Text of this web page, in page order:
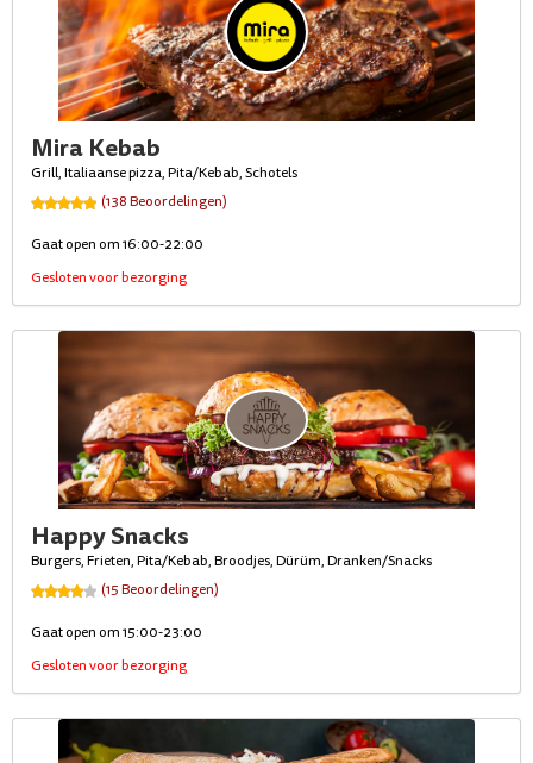
Mira Kebab
Grill, Italiaanse pizza, Pita/Kebab, Schotels
(138 Beoordelingen)
Gaat open om 16:00-22:00
Gesloten voor bezorging
Happy Snacks
Burgers, Frieten, Pita/Kebab, Broodjes, Dürüm, Dranken/Snacks
(15 Beoordelingen)
Gaat open om 15:00-23:00
Gesloten voor bezorging